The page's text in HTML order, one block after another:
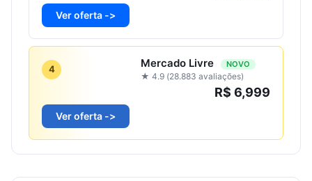
Ver oferta ->
4 Mercado Livre NOVO
★ 4.9 (28.883 avaliações)
R$ 6,999
Ver oferta ->